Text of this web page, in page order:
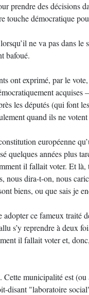
prendre des décisions
touche démocratique
ne va pas dans le
bafoué.
ont exprimé, par le
acquises
les députés (qui font
quand ils ne
européenne
années plus
il fallait voter. Et
nous dira-t-on, nous
biens, ou que sais je
ce fameux traité
s’y reprendre à deux
il fallait voter et,
municipalité est (ou
disant "laboratoire